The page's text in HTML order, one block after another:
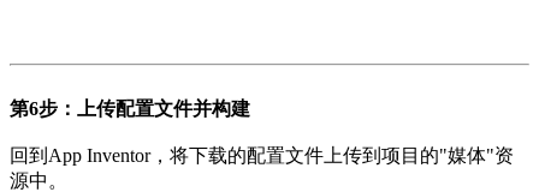
第6步：上传配置文件并构建
回到App Inventor，将下载的配置文件上传到项目的"媒体"资
源中。